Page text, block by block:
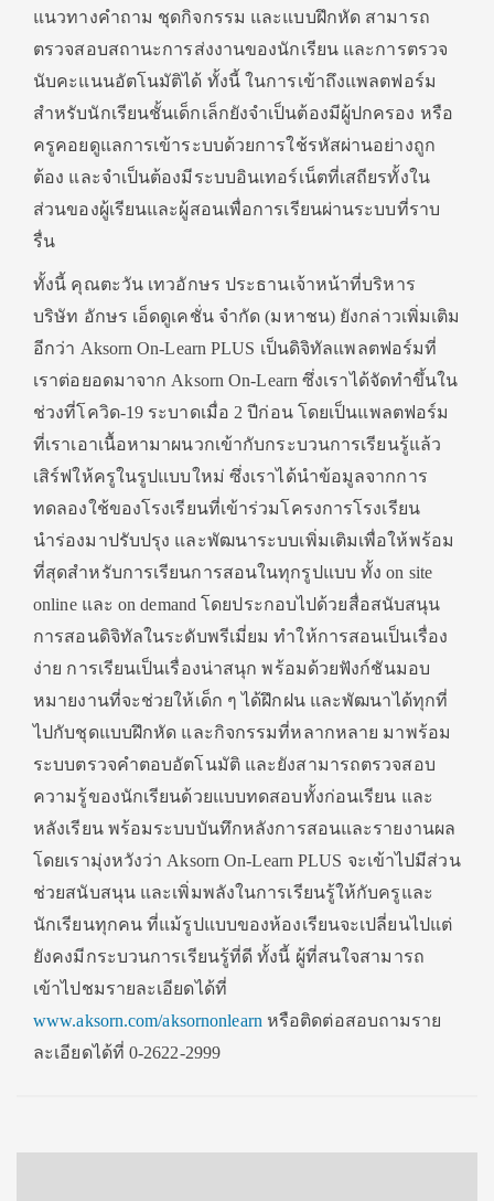
แนวทางคำถาม ชุดกิจกรรม และแบบฝึกหัด สามารถ
ตรวจสอบสถานะการส่งงานของนักเรียน และการตรวจ
นับคะแนนอัตโนมัติได้ ทั้งนี้ ในการเข้าถึงแพลตฟอร์ม
สำหรับนักเรียนชั้นเด็กเล็กยังจำเป็นต้องมีผู้ปกครอง หรือ
ครูคอยดูแลการเข้าระบบด้วยการใช้รหัสผ่านอย่างถูก
ต้อง และจำเป็นต้องมีระบบอินเทอร์เน็ตที่เสถียรทั้งใน
ส่วนของผู้เรียนและผู้สอนเพื่อการเรียนผ่านระบบที่ราบ
รื่น
ทั้งนี้ คุณตะวัน เทวอักษร ประธานเจ้าหน้าที่บริหาร
บริษัท อักษร เอ็ดดูเคชั่น จำกัด (มหาชน) ยังกล่าวเพิ่มเติม
อีกว่า Aksorn On-Learn PLUS เป็นดิจิทัลแพลตฟอร์มที่
เราต่อยอดมาจาก Aksorn On-Learn ซึ่งเราได้จัดทำขึ้นใน
ช่วงที่โควิด-19 ระบาดเมื่อ 2 ปีก่อน โดยเป็นแพลตฟอร์ม
ที่เราเอาเนื้อหามาผนวกเข้ากับกระบวนการเรียนรู้แล้ว
เสิร์ฟให้ครูในรูปแบบใหม่ ซึ่งเราได้นำข้อมูลจากการ
ทดลองใช้ของโรงเรียนที่เข้าร่วมโครงการโรงเรียน
นำร่องมาปรับปรุง และพัฒนาระบบเพิ่มเติมเพื่อให้พร้อม
ที่สุดสำหรับการเรียนการสอนในทุกรูปแบบ ทั้ง on site
online และ on demand โดยประกอบไปด้วยสื่อสนับสนุน
การสอนดิจิทัลในระดับพรีเมี่ยม ทำให้การสอนเป็นเรื่อง
ง่าย การเรียนเป็นเรื่องน่าสนุก พร้อมด้วยฟังก์ชันมอบ
หมายงานที่จะช่วยให้เด็ก ๆ ได้ฝึกฝน และพัฒนาได้ทุกที่
ไปกับชุดแบบฝึกหัด และกิจกรรมที่หลากหลาย มาพร้อม
ระบบตรวจคำตอบอัตโนมัติ และยังสามารถตรวจสอบ
ความรู้ของนักเรียนด้วยแบบทดสอบทั้งก่อนเรียน และ
หลังเรียน พร้อมระบบบันทึกหลังการสอนและรายงานผล
โดยเรามุ่งหวังว่า Aksorn On-Learn PLUS จะเข้าไปมีส่วน
ช่วยสนับสนุน และเพิ่มพลังในการเรียนรู้ให้กับครูและ
นักเรียนทุกคน ที่แม้รูปแบบของห้องเรียนจะเปลี่ยนไปแต่
ยังคงมีกระบวนการเรียนรู้ที่ดี ทั้งนี้ ผู้ที่สนใจสามารถ
เข้าไปชมรายละเอียดได้ที่
www.aksorn.com/aksornonlearn หรือติดต่อสอบถามราย
ละเอียดได้ที่ 0-2622-2999